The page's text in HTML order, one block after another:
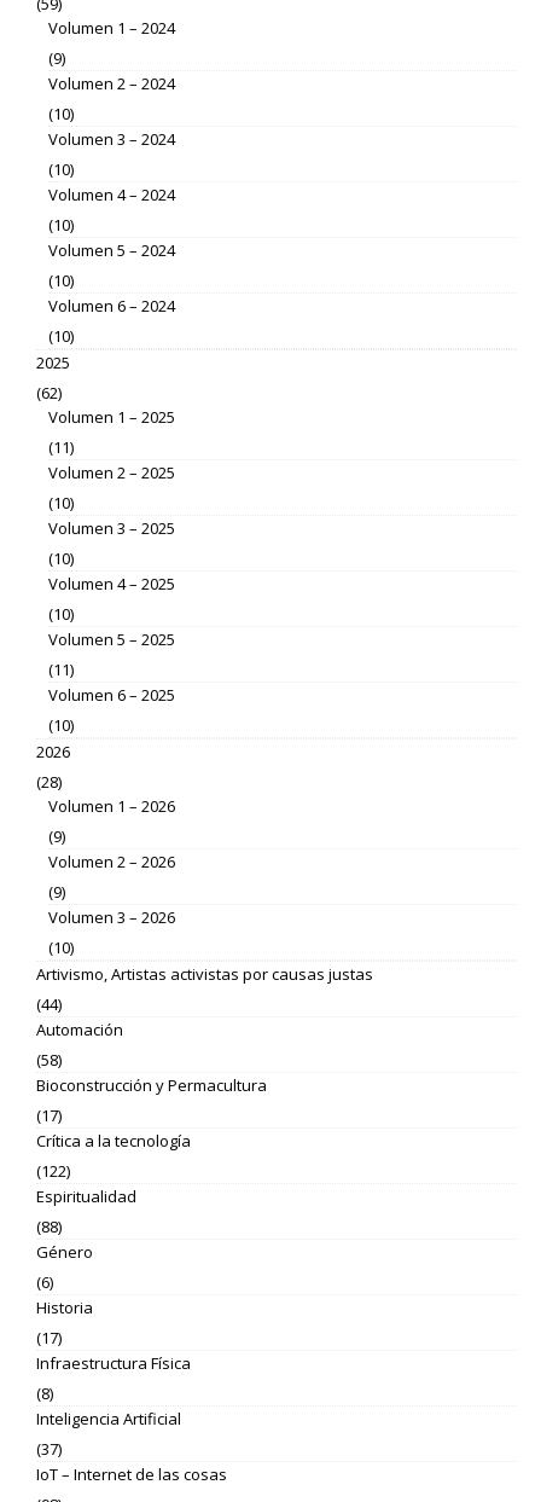
Volumen 1 – 2024
(9)
Volumen 2 – 2024
(10)
Volumen 3 – 2024
(10)
Volumen 4 – 2024
(10)
Volumen 5 – 2024
(10)
Volumen 6 – 2024
(10)
2025
(62)
Volumen 1 – 2025
(11)
Volumen 2 – 2025
(10)
Volumen 3 – 2025
(10)
Volumen 4 – 2025
(10)
Volumen 5 – 2025
(11)
Volumen 6 – 2025
(10)
2026
(28)
Volumen 1 – 2026
(9)
Volumen 2 – 2026
(9)
Volumen 3 – 2026
(10)
Artivismo, Artistas activistas por causas justas
(44)
Automación
(58)
Bioconstrucción y Permacultura
(17)
Crítica a la tecnología
(122)
Espiritualidad
(88)
Género
(6)
Historia
(17)
Infraestructura Física
(8)
Inteligencia Artificial
(37)
IoT – Internet de las cosas